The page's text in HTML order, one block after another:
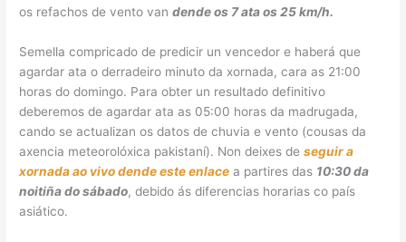
os refachos de vento vandende os 7 ata os 25 km/h.
Semella compricado de predicir un vencedor e haberá que
agardar ata o derradeiro minuto da xornada, cara as 21:00
horas do domingo. Para obter un resultado definitivo
deberemos de agardar ata as 05:00 horas da madrugada,
cando se actualizan os datos de chuvia e vento (cousas da
axencia meteorolóxica pakistaní). Non deixes deseguir a
xornada ao vivo dende este enlace a partires das 10:30 da
noitiña do sábado, debido ás diferencias horarias co país
asiático.